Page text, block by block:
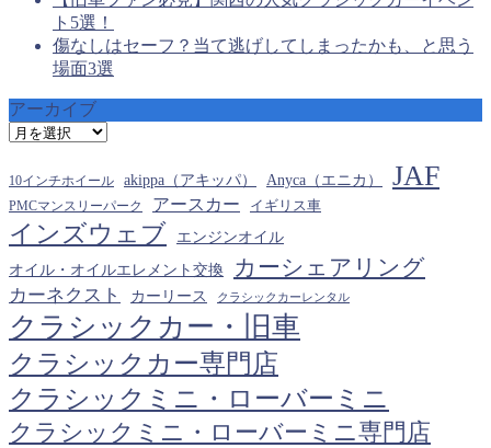
ト5選！
傷なしはセーフ？当て逃げしてしまったかも、と思う
場面3選
アーカイブ
ア
カ
イ
ブ
10インチホイール akippa（アキッパ） Anyca（エニカ） JAF
PMCマンスリーパーク アースカー イギリス車
インズウェブ エンジンオイル
オイル・オイルエレメント交換 カーシェアリング
カーネクスト カーリース クラシックカーレンタル
クラシックカー・旧車
クラシックカー専門店
クラシックミニ・ローバーミニ
クラシックミニ・ローバーミニ専門店